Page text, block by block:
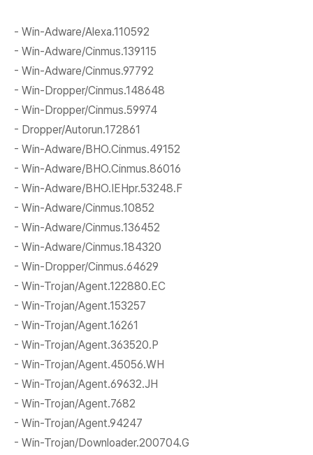
- Win-Adware/Alexa.110592
- Win-Adware/Cinmus.139115
- Win-Adware/Cinmus.97792
- Win-Dropper/Cinmus.148648
- Win-Dropper/Cinmus.59974
- Dropper/Autorun.172861
- Win-Adware/BHO.Cinmus.49152
- Win-Adware/BHO.Cinmus.86016
- Win-Adware/BHO.IEHpr.53248.F
- Win-Adware/Cinmus.10852
- Win-Adware/Cinmus.136452
- Win-Adware/Cinmus.184320
- Win-Dropper/Cinmus.64629
- Win-Trojan/Agent.122880.EC
- Win-Trojan/Agent.153257
- Win-Trojan/Agent.16261
- Win-Trojan/Agent.363520.P
- Win-Trojan/Agent.45056.WH
- Win-Trojan/Agent.69632.JH
- Win-Trojan/Agent.7682
- Win-Trojan/Agent.94247
- Win-Trojan/Downloader.200704.G